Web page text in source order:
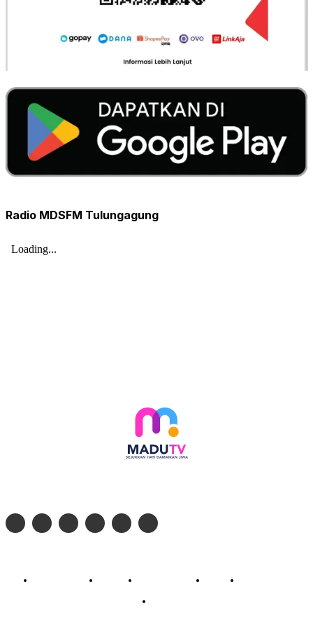
Radio MDSFM Tulungagung
Profil Madu TV Redaksi Pedoman Siber Kontak